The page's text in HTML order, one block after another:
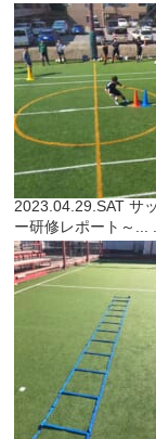
2023.04.29.SAT サ
ー研修レポート～...